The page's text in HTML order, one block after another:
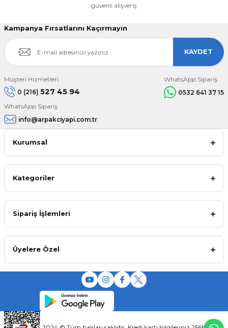
güvenli alışveriş
Kampanya Fırsatlarını Kaçırmayın
KAYDET
Müşteri Hizmetleri
0 (216) 527 45 94
WhatsApp Sipariş
0532 641 37 15
WhatsApp Sipariş
info@arpakciyapi.com.tr
Kurumsal
Kategoriler
Sipariş İşlemleri
Üyelere Özel